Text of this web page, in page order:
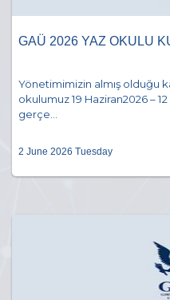
GAÜ 2026 YAZ OKULU
Yönetimimizin almış olduğu
okulumuz 19 Haziran2026 –
gerçe...
2 June 2026 Tuesday